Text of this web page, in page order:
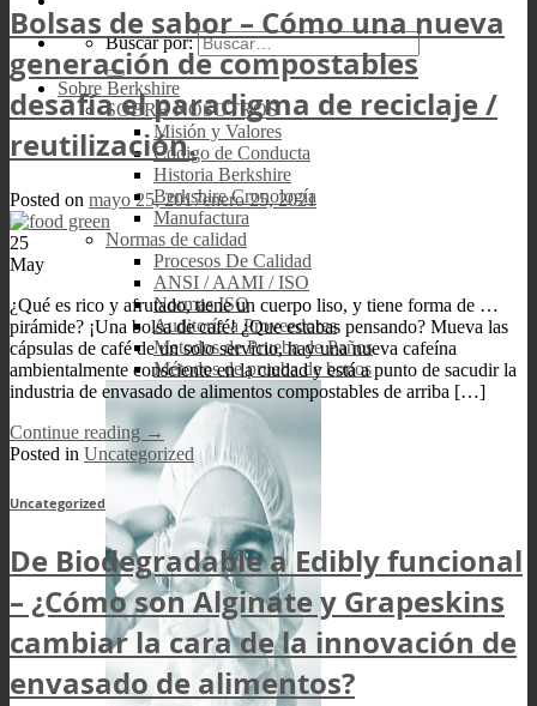
Buscar por:
Sobre Berkshire
SOBRE NOSOTROS
Misión y Valores
Código de Conducta
Historia Berkshire
Berkshire Cronología
Manufactura
Normas de calidad
Procesos De Calidad
ANSI / AAMI / ISO
Normas ISO
Auditoría a Proveedores
Metodos de Prueba de Paños
Métodos de prueba de bonos
Bolsas de sabor – Cómo una nueva
generación de compostables
desafía el paradigma de reciclaje /
reutilización.
Posted on mayo 25, 2017enero 25, 2021
25
May
¿Qué es rico y afrutado, tiene un cuerpo liso, y tiene forma de …
pirámide? ¡Una bolsa de café! ¿Que estabas pensando? Mueva las
cápsulas de café de un solo servicio, hay una nueva cafeína
ambientalmente consciente en la ciudad y está a punto de sacudir la
industria de envasado de alimentos compostables de arriba […]
Continue reading →
Posted in Uncategorized
Uncategorized
De Biodegradable a Edibly funcional
– ¿Cómo son Alginate y Grapeskins
cambiar la cara de la innovación de
envasado de alimentos?